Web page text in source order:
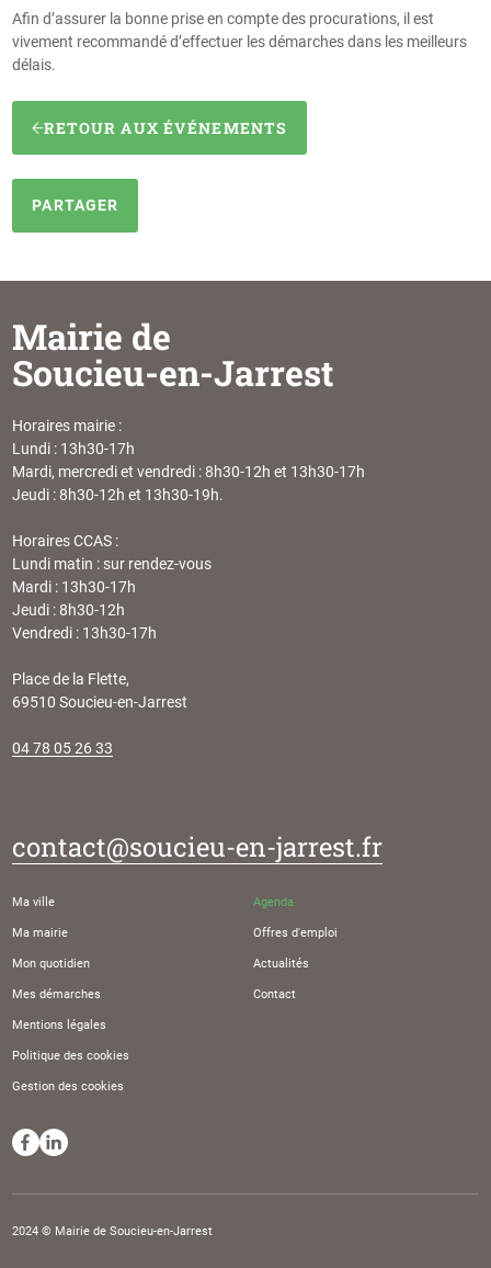
Afin d’assurer la bonne prise en compte des procurations, il est
vivement recommandé d’effectuer les démarches dans les meilleurs
délais.
RETOUR AUX ÉVÉNEMENTS
PARTAGER
Mairie de
Soucieu-en-Jarrest
Horaires mairie :
Lundi : 13h30-17h
Mardi, mercredi et vendredi : 8h30-12h et 13h30-17h
Jeudi : 8h30-12h et 13h30-19h.
Horaires CCAS :
Lundi matin : sur rendez-vous
Mardi : 13h30-17h
Jeudi : 8h30-12h
Vendredi : 13h30-17h
Place de la Flette,
69510 Soucieu-en-Jarrest
04 78 05 26 33
contact@soucieu-en-jarrest.fr
Ma ville
Ma mairie
Mon quotidien
Mes démarches
Agenda
Offres d'emploi
Actualités
Contact
Mentions légales
Politique des cookies
Gestion des cookies
2024 © Mairie de Soucieu-en-Jarrest